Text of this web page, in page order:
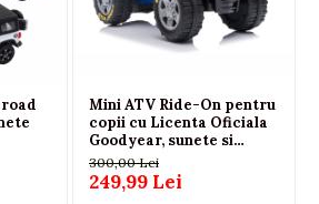
Mini ATV Ride-On pentru
copii cu Licenta Oficiala
Goodyear, sunete si
lumini, model 551-G,
Albastru, 18 luni+, max. 25
kg
300,00 Lei
249,99 Lei